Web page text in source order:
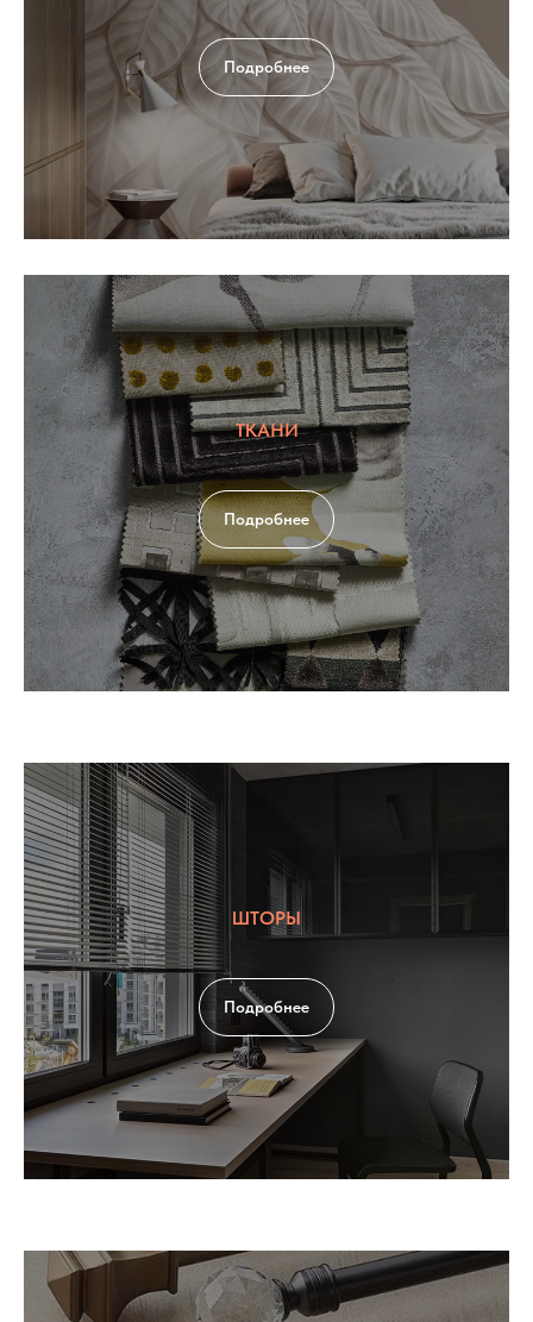
Подробнее
ТКАНИ
Подробнее
ШТОРЫ
Подробнее